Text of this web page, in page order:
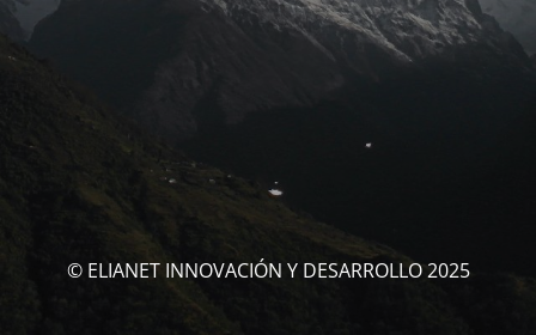
© ELIANET INNOVACIÓN Y DESARROLLO 2025